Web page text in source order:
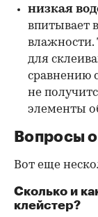
низкая
впитывает
влажности.
для
сравнению
не
элементы
Вопросы
Вот еще
Сколько и
клейстер?